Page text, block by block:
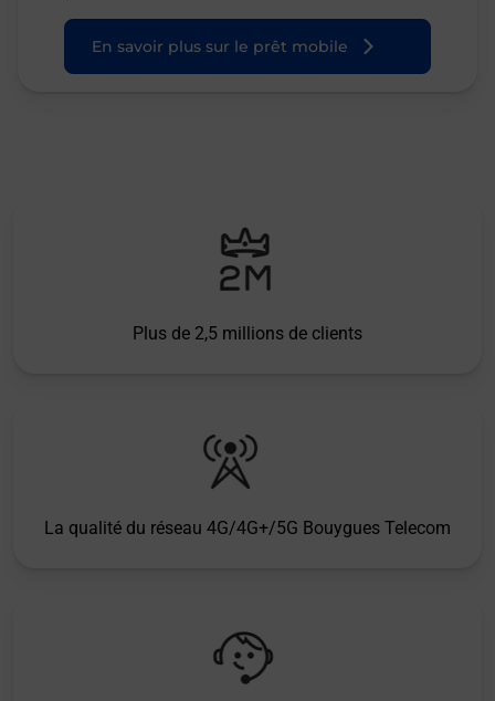
En savoir plus sur le prêt mobile
Plus de 2,5 millions de clients
La qualité du réseau 4G/4G+/5G Bouygues Telecom